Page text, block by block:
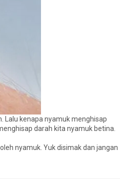
Lalu kenapa nyamuk menghisap
darah kita nyamuk betina.
nyamuk. Yuk disimak dan jangan